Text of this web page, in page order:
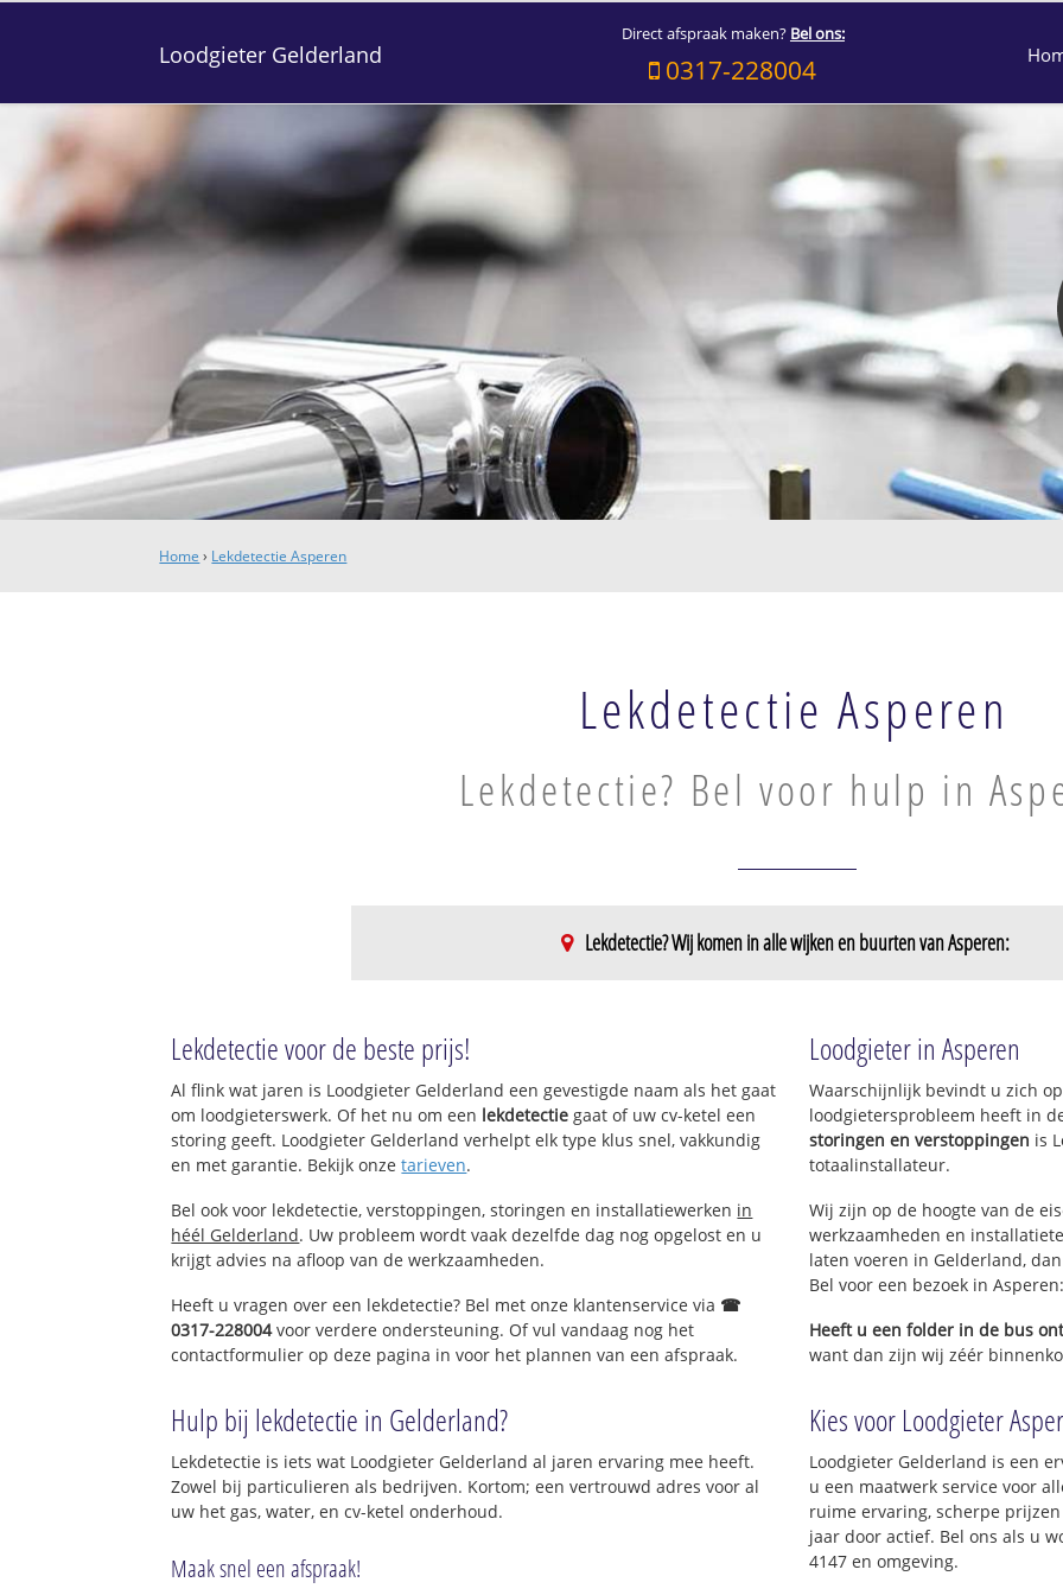
Loodgieter Gelderland
Direct afspraak maken? Bel ons:
0317-228004
Home › Lekdetectie Asperen
Lekdetectie Asperen
Lekdetectie? Bel voor hulp in
Lekdetectie? Wij komen in alle wijken en buurten van Asperen:
Westelijke uitbreiding Asperen
Lekdetectie voor de beste prijs!
Al flink wat jaren is Loodgieter Gelderland een gevestigde naam als het gaat
om loodgieterswerk. Of het nu om een lekdetectie gaat of uw cv-ketel een
storing geeft. Loodgieter Gelderland verhelpt elk type klus snel, vakkundig
en met garantie. Bekijk onzetarieven.
Bel ook voor lekdetectie, verstoppingen, storingen en installatiewerken in
héél Gelderland. Uw probleem wordt vaak dezelfde dag nog opgelost en u
krijgt advies na afloop van de werkzaamheden.
Heeft u vragen over een lekdetectie? Bel met onze klantenservice via ☎
0317-228004voor verdere ondersteuning. Of vul vandaag nog het
contactformulier op deze pagina in voor het plannen van een afspraak.
Hulp bij lekdetectie in Gelderland?
Lekdetectie is iets wat Loodgieter Gelderland al jaren ervaring mee heeft.
Zowel bij particulieren als bedrijven. Kortom; een vertrouwd adres voor al
uw het gas, water, en cv-ketel onderhoud.
Maak snel een afspraak!
Loodgieter in Asperen
Waarschijnlijk bevindt u zich
loodgietersprobleem heeft in
storingen en verstoppingen is
totaalinstallateur.
Wij zijn op de hoogte van de
werkzaamheden en
laten voeren in Gelderland,
Bel voor een bezoek in
Heeft u een folder in de bus
want dan zijn wij zéér
Kies voor Loodgieter
Loodgieter Gelderland is een
u een maatwerk service voor
ruime ervaring, scherpe
jaar door actief. Bel ons als u
4147 en omgeving.